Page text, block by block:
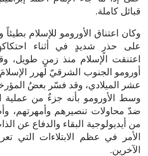
قبائل كاملة.
وكان اعتناق الأورومو للإسلام بطيئاً
على حذرٍ شديدٍ في أثناء
اعتنقت الإسلام منذ زمنٍ طويل،
أورومو الجنوب الشرقيّ لهرر
عشر الميلادي، وقد فسّر بعضُ
وسط الأورومو بأنه جزءٌ من عملية
ضدّ محاولات تنصيرهم وأمهرتهم،
من أيديولوجية البقاء والدفاع عن
الأمر في عظم الابتلاءات التي
الآخرين.